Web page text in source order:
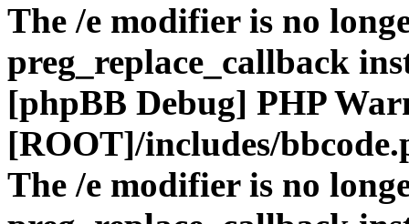
The /e modifier is no
preg_replace_callback
[phpBB Debug] PHP
[ROOT]/includes/
The /e modifier is no